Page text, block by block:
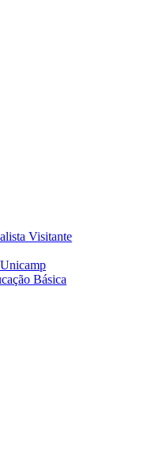
Visitante
Básica